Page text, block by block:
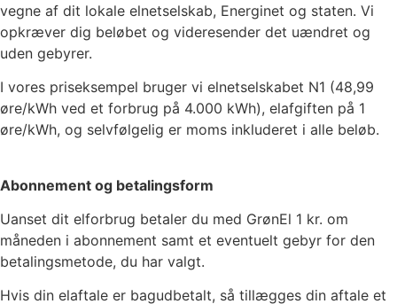
vegne af dit lokale elnetselskab, Energinet og staten. Vi
opkræver dig beløbet og videresender det uændret og
uden gebyrer.
I vores priseksempel bruger vi elnetselskabet N1 (48,99
øre/kWh ved et forbrug på 4.000 kWh), elafgiften på 1
øre/kWh, og selvfølgelig er moms inkluderet i alle beløb.
Abonnement og betalingsform
Uanset dit elforbrug betaler du med GrønEl 1 kr. om
måneden i abonnement samt et eventuelt gebyr for den
betalingsmetode, du har valgt.
Hvis din elaftale er bagudbetalt, så tillægges din aftale et